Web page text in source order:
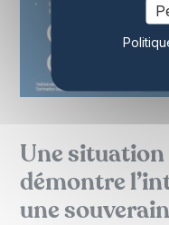
Une
démontre
une